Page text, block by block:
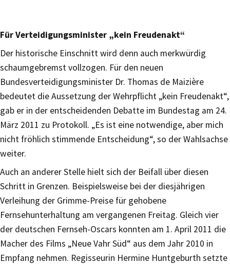
Für Verteidigungsminister „kein Freudenakt“
Der historische Einschnitt wird denn auch merkwürdig
schaumgebremst vollzogen. Für den neuen
Bundesverteidigungsminister Dr. Thomas de Maizière
bedeutet die Aussetzung der Wehrpflicht „kein Freudenakt“,
gab er in der entscheidenden Debatte im Bundestag am 24.
März 2011 zu Protokoll. „Es ist eine notwendige, aber mich
nicht fröhlich stimmende Entscheidung“, so der Wahlsachse
weiter.
Auch an anderer Stelle hielt sich der Beifall über diesen
Schritt in Grenzen. Beispielsweise bei der diesjährigen
Verleihung der Grimme-Preise für gehobene
Fernsehunterhaltung am vergangenen Freitag. Gleich vier
der deutschen Fernseh-Oscars konnten am 1. April 2011 die
Macher des Films „Neue Vahr Süd“ aus dem Jahr 2010 in
Empfang nehmen. Regisseurin Hermine Huntgeburth setzte